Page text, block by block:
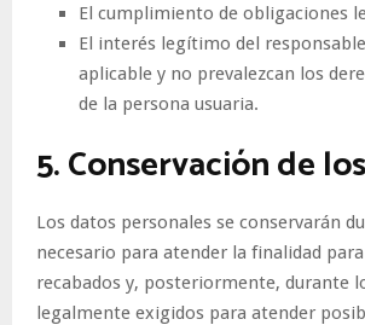
El cumplimiento de obligaciones
El interés legítimo del
aplicable y no prevalezcan los
de la persona usuaria.
5. Conservación de
Los datos personales se conservarán
necesario para atender la finalidad
recabados y, posteriormente, durante
legalmente exigidos para atender